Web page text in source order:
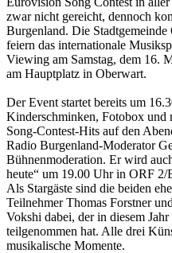
zwar nicht gereicht, dennoch
Burgenland. Die
feiern das internationale
Viewing am Samstag, dem 16.
am Hauptplatz in Oberwart.
Der Event startet bereits um
Kinderschminken, Fotobox und
Song-Contest-Hits auf den
Radio Burgenland-Moderator
Bühnenmoderation. Er wird
heute“ um 19.00 Uhr in ORF
Als Stargäste sind die beiden
Teilnehmer Thomas Forstner
Vokshi dabei, der in diesem
teilgenommen hat. Alle drei
musikalische Momente.